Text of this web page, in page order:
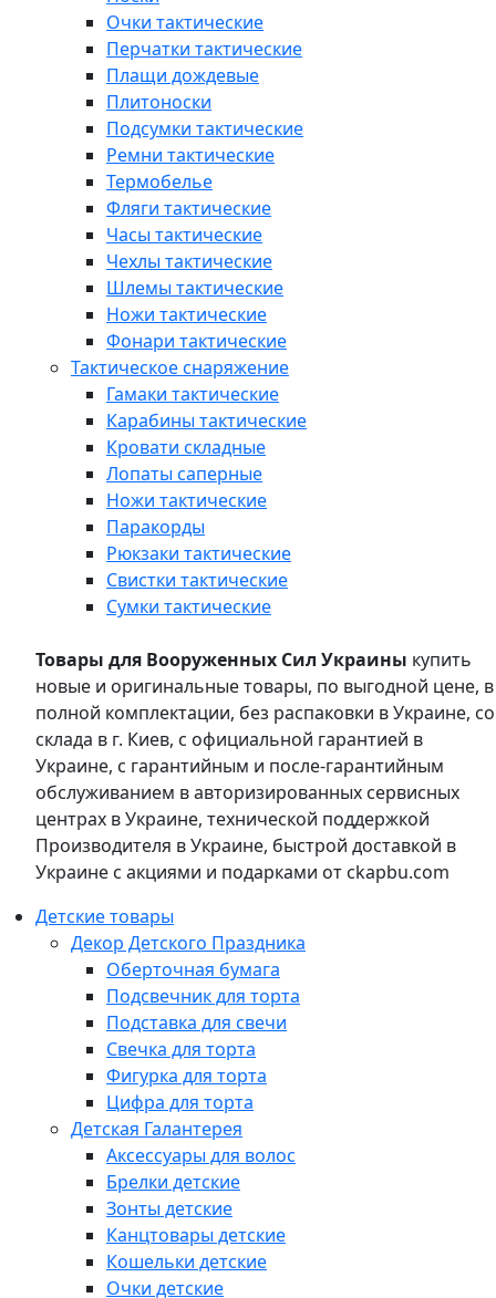
Очки тактические
Перчатки тактические
Плащи дождевые
Плитоноски
Подсумки тактические
Ремни тактические
Термобелье
Фляги тактические
Часы тактические
Чехлы тактические
Шлемы тактические
Ножи тактические
Фонари тактические
Тактическое снаряжение
Гамаки тактические
Карабины тактические
Кровати складные
Лопаты саперные
Ножи тактические
Паракорды
Рюкзаки тактические
Свистки тактические
Сумки тактические
Товары для Вооруженных Сил Украины купить
новые и оригинальные товары, по выгодной цене, в
полной комплектации, без распаковки в Украине, со
склада в г. Киев, с официальной гарантией в
Украине, с гарантийным и после-гарантийным
обслуживанием в авторизированных сервисных
центрах в Украине, технической поддержкой
Производителя в Украине, быстрой доставкой в
Украине с акциями и подарками от ckapbu.com
Детские товары
Декор Детского Праздника
Оберточная бумага
Подсвечник для торта
Подставка для свечи
Свечка для торта
Фигурка для торта
Цифра для торта
Детская Галантерея
Аксессуары для волос
Брелки детские
Зонты детские
Канцтовары детские
Кошельки детские
Очки детские